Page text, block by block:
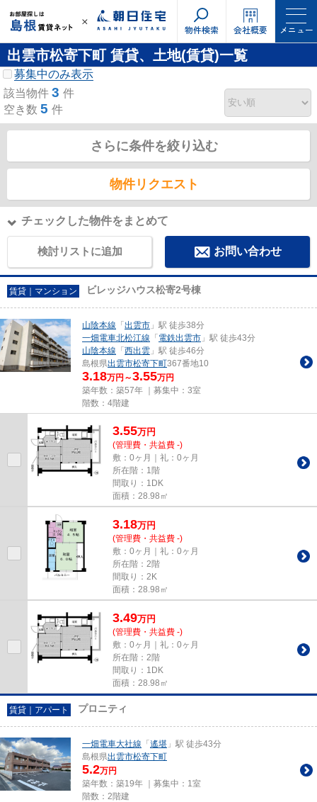
物件検索 会社概要 メニュー
出雲市松寄下町 賃貸、土地(賃貸)一覧
募集中のみ表示
該当物件 3 件
空き数 5 件
さらに条件を絞り込む
物件リクエスト
チェックした物件をまとめて
検討リストに追加 お問い合わせ
賃貸｜マンション ビレッジハウス松寄2号棟
山陰本線 「 出雲市 」駅 徒歩38分
一畑電車北松江線 「 電鉄出雲市 」駅 徒歩43分
山陰本線 「 西出雲 」駅 徒歩46分
島根県出雲市松寄下町367番地10
3.18万円～3.55万円
築年数：築57年 ｜募集中： 3室
階数：4階建
3.55万円
(管理費・共益費 -)
敷：0ヶ月｜礼：0ヶ月
所在階：1階
間取り：1DK
面積：28.98㎡
3.18万円
(管理費・共益費 -)
敷：0ヶ月｜礼：0ヶ月
所在階：2階
間取り：2K
面積：28.98㎡
3.49万円
(管理費・共益費 -)
敷：0ヶ月｜礼：0ヶ月
所在階：2階
間取り：1DK
面積：28.98㎡
賃貸｜アパート プロニティ
一畑電車大社線 「 遙堪 」駅 徒歩43分
島根県出雲市松寄下町
5.2万円
築年数：築19年 ｜募集中： 1室
階数：2階建